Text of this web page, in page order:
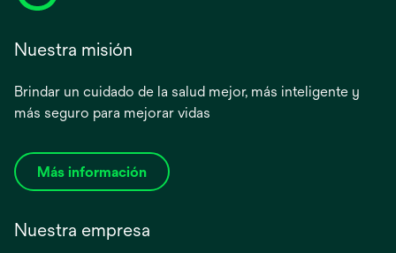
Nuestra misión
Brindar un cuidado de la salud mejor, más inteligente y
más seguro para mejorar vidas
Más información
Nuestra empresa